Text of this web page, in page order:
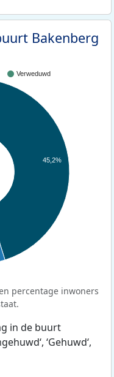
Bakenberg
Verweduwd
45,2%
percentage inwoners
in de buurt
‘Gehuwd‘,